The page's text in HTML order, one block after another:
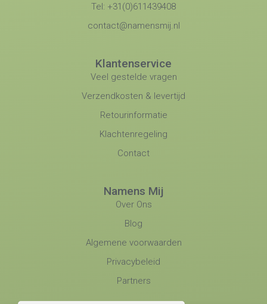
Tel: +31(0)611439408
contact@namensmij.nl
Klantenservice
Veel gestelde vragen
Verzendkosten & levertijd
Retourinformatie
Klachtenregeling
Contact
Namens Mij
Over Ons
Blog
Algemene voorwaarden
Privacybeleid
Partners